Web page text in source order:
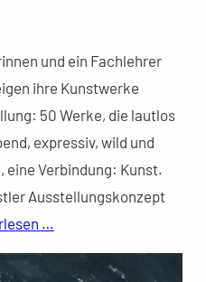
und ein Fachlehrer
ihre Kunstwerke
50 Werke, die lautlos
expressiv, wild und
Verbindung: Kunst.
Ausstellungskonzept
…